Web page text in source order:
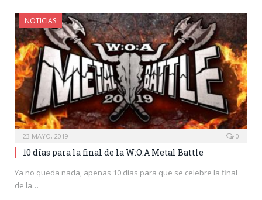
NOTICIAS
23 MAYO, 2019 0
10 días para la final de la W:O:A Metal Battle
Ya no queda nada, apenas 10 días para que se celebre la final
de la…